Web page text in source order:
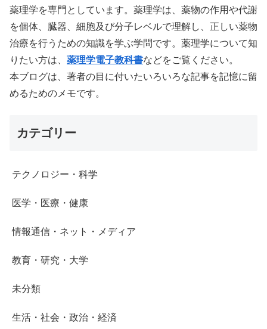
薬理学を専門としています。薬理学は、薬物の作用や代謝
を個体、臓器、細胞及び分子レベルで理解し、正しい薬物
治療を行うための知識を学ぶ学問です。薬理学について知
りたい方は、 薬理学電子教科書などをご覧ください。
本ブログは、著者の目に付いたいろいろな記事を記憶に留
めるためのメモです。
カテゴリー
テクノロジー・科学
医学・医療・健康
情報通信・ネット・メディア
教育・研究・大学
未分類
生活・社会・政治・経済